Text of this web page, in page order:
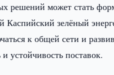
решений может стать
Каспийский зелёный
к общей сети и
устойчивость поставок.